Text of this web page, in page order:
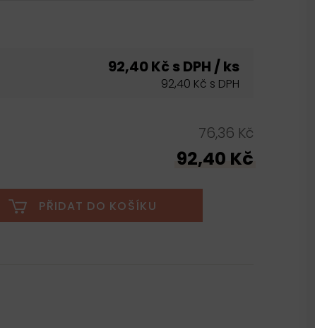
92,40 Kč s DPH / ks
92,40 Kč s DPH
76,36 Kč
92,40 Kč
PŘIDAT DO KOŠÍKU